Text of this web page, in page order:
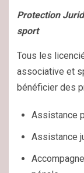
Protection
sport
Tous les
associative et
bénéficier des
Assistance
Assistance